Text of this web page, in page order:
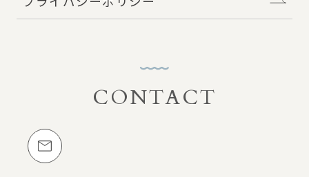
お問い合わせCONTACT
メールでのお問い合わせ